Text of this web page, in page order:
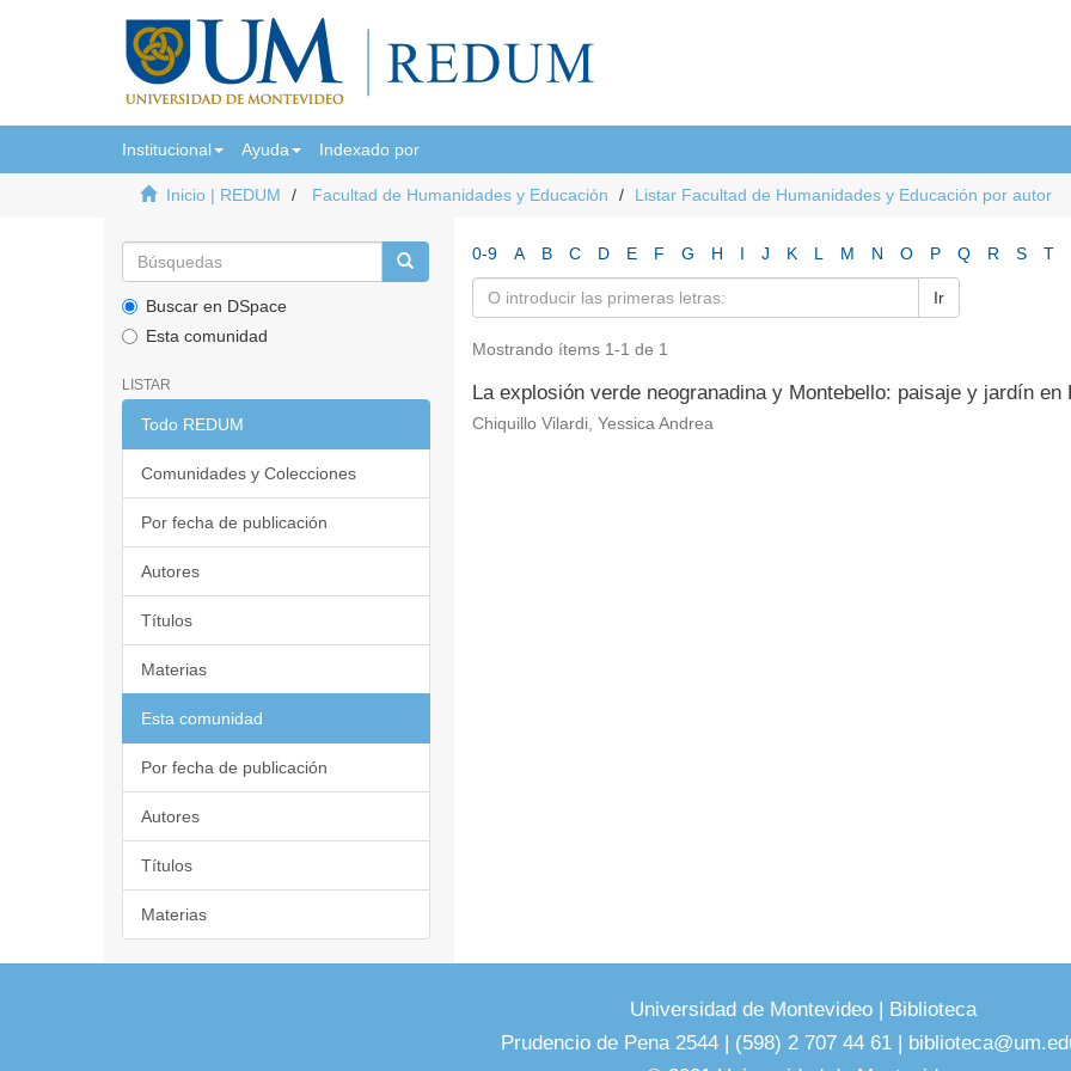
Institucional Ayuda Indexado por
Inicio | REDUM Facultad de Humanidades y Educación Listar Facultad de Humanidades y Educación por autor
Buscar en DSpace
Esta comunidad
LISTAR
Todo REDUM
Comunidades y Colecciones
Por fecha de publicación
Autores
Títulos
Materias
Esta comunidad
Por fecha de publicación
Autores
Títulos
Materias
0-9 A B C D E F G H I J K L M N O P Q R S T
Ir
Mostrando ítems 1-1 de 1
La explosión verde neogranadina y Montebello: paisaje y jardín en
Chiquillo Vilardi, Yessica Andrea
Universidad de Montevideo | Biblioteca
Prudencio de Pena 2544 | (598) 2 707 44 61 |